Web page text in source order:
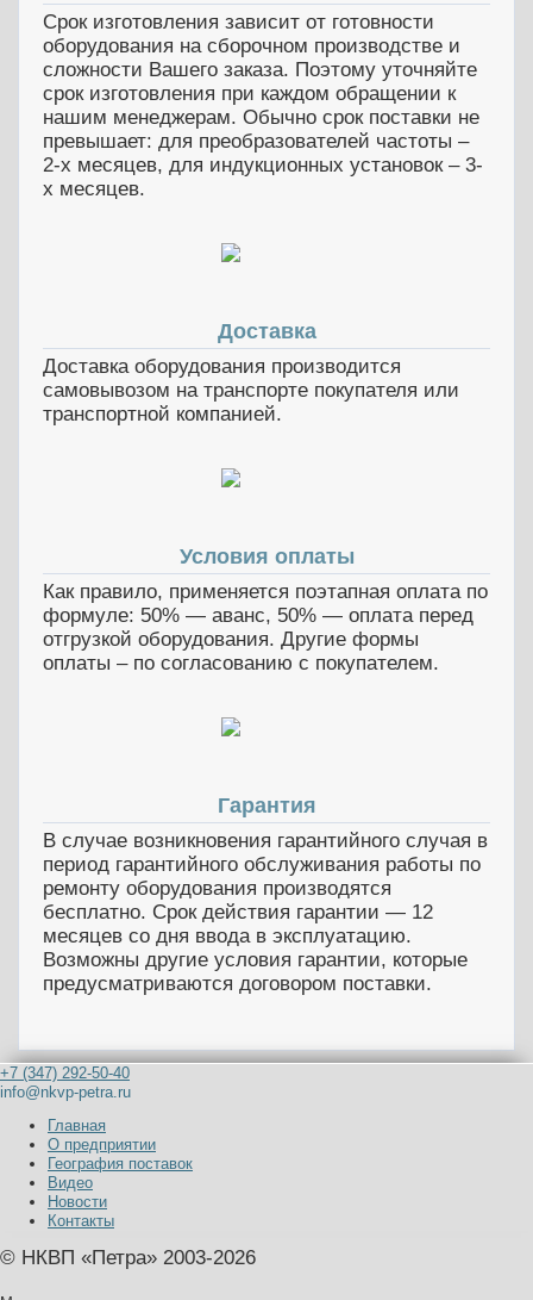
Срок изготовления зависит от готовности
оборудования на сборочном производстве и
сложности Вашего заказа. Поэтому уточняйте
срок изготовления при каждом обращении к
нашим менеджерам. Обычно срок поставки не
превышает: для преобразователей частоты –
2-х месяцев, для индукционных установок – 3-
х месяцев.
Доставка
Доставка оборудования производится
самовывозом на транспорте покупателя или
транспортной компанией.
Условия оплаты
Как правило, применяется поэтапная оплата по
формуле: 50% — аванс, 50% — оплата перед
отгрузкой оборудования. Другие формы
оплаты – по согласованию с покупателем.
Гарантия
В случае возникновения гарантийного случая в
период гарантийного обслуживания работы по
ремонту оборудования производятся
бесплатно. Срок действия гарантии — 12
месяцев со дня ввода в эксплуатацию.
Возможны другие условия гарантии, которые
предусматриваются договором поставки.
+7 (347) 292-50-40
info@nkvp-petra.ru
Главная
О предприятии
География поставок
Видео
Новости
Контакты
© НКВП «Петра» 2003-2026